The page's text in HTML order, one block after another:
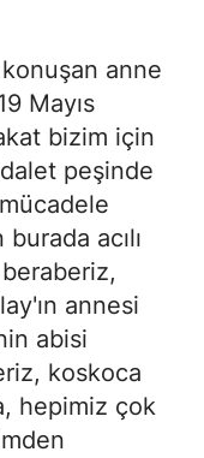
konuşan anne
Mayıs
bizim için
peşinde
acılı
annesi
abisi
koskoca
hepimiz çok